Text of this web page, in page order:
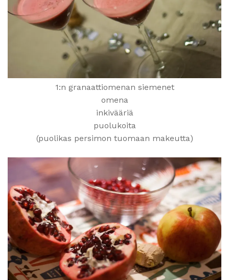
1:n granaattiomenan siemenet
omena
inkivääriä
puolukoita
(puolikas persimon tuomaan makeutta)